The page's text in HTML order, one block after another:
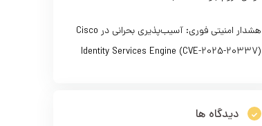
هشدار امنیتی فوری: آسیب‌پذیری بحرانی در Cisco
Identity Services Engine (CVE-2025-20337)
دیدگاه ها